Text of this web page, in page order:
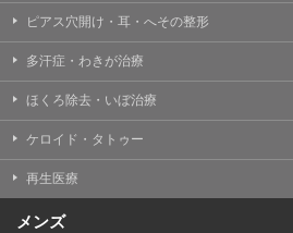
ピアス穴開け・耳・へその整形
多汗症・わきが治療
ほくろ除去・いぼ治療
ケロイド・タトゥー
再生医療
メンズ